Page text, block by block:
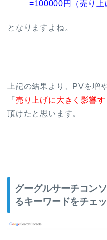
=100000円（売り上
となりますよね。
上記の結果より、PVを増
『売り上げに大きく影響す
頂けたと思います。
グーグルサーチコン
るキーワードをチェ